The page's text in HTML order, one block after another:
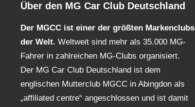
Über den MG Car Club Deutschland
Der MGCC ist einer der größten Markenclubs
der Welt.Weltweit sind mehr als 35.000 MG-
Fahrer in zahlreichen MG-Clubs organisiert.
Der MG Car Club Deutschland ist dem
englischen Mutterclub MGCC in Abingdon als
„affiliated centre“ angeschlossen und ist damit